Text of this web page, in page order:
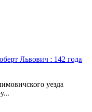
Львович : 142 года
уезда